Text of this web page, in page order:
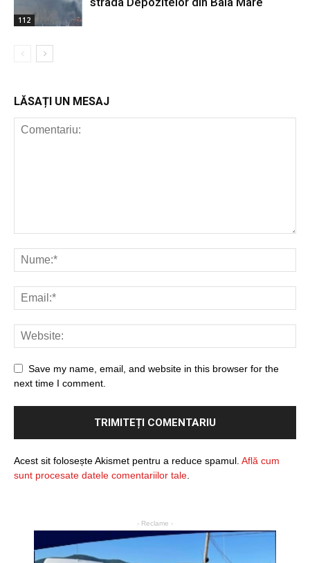
112
LĂSAȚI UN MESAJ
Save my name, email, and website in this browser for the
next time I comment.
Acest sit folosește Akismet pentru a reduce spamul. Află cum
sunt procesate datele comentariilor tale
- Reclame -